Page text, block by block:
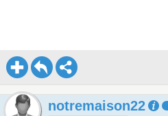
notremaison22